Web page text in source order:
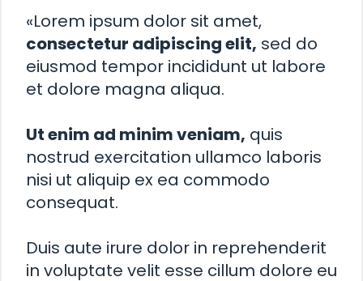
«Lorem ipsum dolor sit amet,
consectetur adipiscing elit, sed do
eiusmod tempor incididunt ut labore
et dolore magna aliqua.
Ut enim ad minim veniam, quis
nostrud exercitation ullamco laboris
nisi ut aliquip ex ea commodo
consequat.
Duis aute irure dolor in reprehenderit
in voluptate velit esse cillum dolore eu